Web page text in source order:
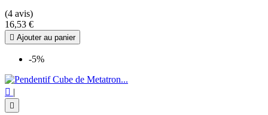
(4 avis)
16,53 €
 Ajouter au panier
-5%
 |
